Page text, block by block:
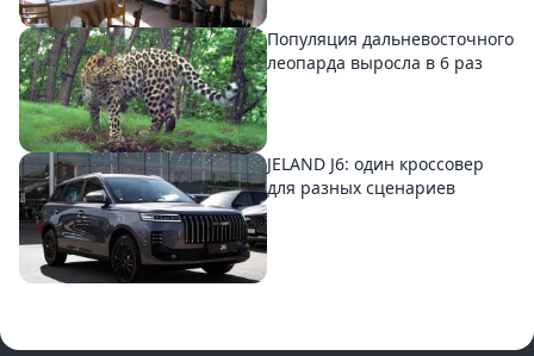
Популяция дальневосточного
леопарда выросла в 6 раз
JELAND J6: один кроссовер
для разных сценариев